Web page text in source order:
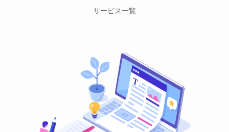
サービス一覧